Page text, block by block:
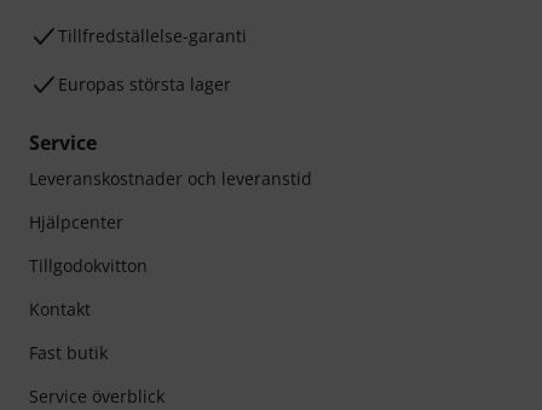
Tillfredställelse-garanti
Europas största lager
Service
Leveranskostnader och leveranstid
Hjälpcenter
Tillgodokvitton
Kontakt
Fast butik
Service överblick